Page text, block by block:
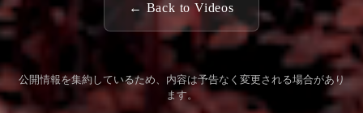
← Back to Videos
公開情報を集約しているため、内容は予告なく変更される場合があり
ます。